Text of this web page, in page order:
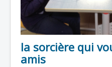
la sorcière qui
amis